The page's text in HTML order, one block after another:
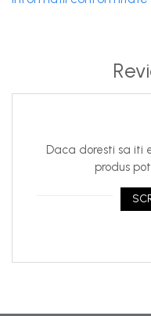
Daca doresti sa iti
produs